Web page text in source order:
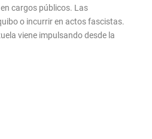
cargos públicos. Las
o incurrir en actos fascistas.
viene impulsando desde la